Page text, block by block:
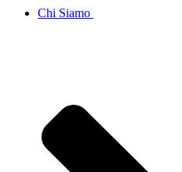
Chi Siamo